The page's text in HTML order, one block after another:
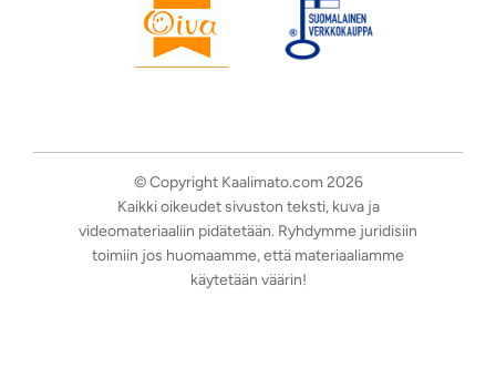
© Copyright Kaalimato.com 2026
Kaikki oikeudet sivuston teksti, kuva ja
videomateriaaliin pidätetään. Ryhdymme juridisiin
toimiin jos huomaamme, että materiaaliamme
käytetään väärin!